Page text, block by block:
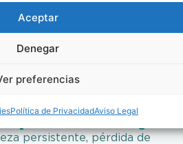
Aceptar
Denegar
preferencias
Política de PrivacidadAviso Legal
diaria.
de baja intensidad, con
tristeza y desesperanza,
general.​
Mayor
persistente, pérdida de